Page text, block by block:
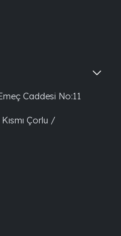
Caddesi No:11
Çorlu /